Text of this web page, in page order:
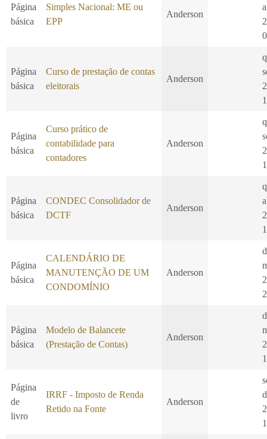
Página
básica
Simples Nacional: ME ou
EPP
Anderson
Página
básica
Curso de prestação de contas
eleitorais
Anderson
Página
básica
Curso prático de
contabilidade para
contadores
Anderson
Página
básica
CONDEC Consolidador de
DCTF
Anderson
Página
básica
CALENDÁRIO DE
MANUTENÇÃO DE UM
CONDOMÍNIO
Anderson
Página
básica
Modelo de Balancete
(Prestação de Contas)
Anderson
Página
de
livro
IRRF - Imposto de Renda
Retido na Fonte
Anderson